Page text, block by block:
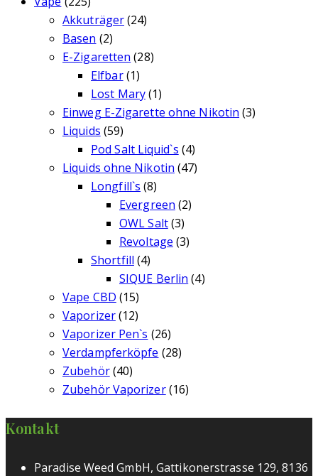
Akkuträger(24)
Basen (2)
E-Zigaretten (28)
Elfbar(1)
Lost Mary(1)
Einweg E-Zigarette ohne Nikotin (3)
Liquids (59)
Pod Salt Liquid`s (4)
Liquids ohne Nikotin (47)
Longfill`s (8)
Evergreen (2)
OWL Salt(3)
Revoltage (3)
Shortfill (4)
SIQUE Berlin (4)
Vape CBD (15)
Vaporizer(12)
Vaporizer Pen`s (26)
Verdampferköpfe (28)
Zubehör(40)
Zubehör Vaporizer(16)
Kontakt
Paradise Weed GmbH, Gattikonerstrasse 129, 8136